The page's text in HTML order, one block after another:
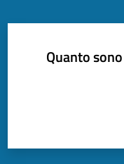
Quanto